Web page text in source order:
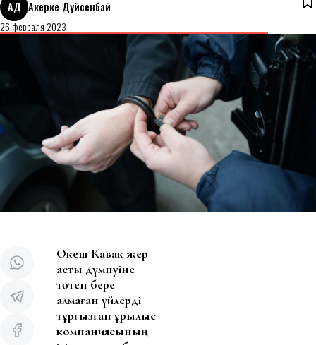
АД Акерке Дуйсенбай
26 февраля 2023
Оқкеш Кавак жер
асты дүмпуіне
төтеп бере
алмаған үйлерді
тұрғызған құрылыс
компаниясының